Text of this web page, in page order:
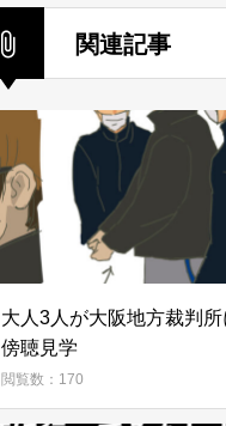
関連記事
大人3人が大阪地方裁判所
傍聴見学
閲覧数：170